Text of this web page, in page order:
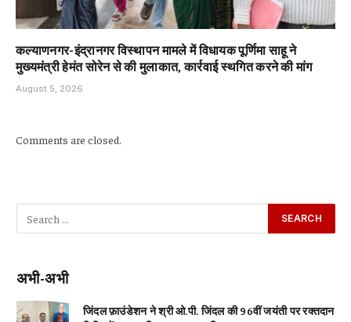
कल्याणनगर-इंद्रानगर विस्थापन मामले में विधायक पूर्णिमा साहू ने
मुख्यमंत्री हेमंत सोरेन से की मुलाकात, कार्रवाई स्थगित करने की मांग
August 5, 2026
Comments are closed.
अभी-अभी
जिंदल फ़ाउंडेशन ने श्री ओ.पी. जिंदल की 96वीं जयंती पर रक्तदान